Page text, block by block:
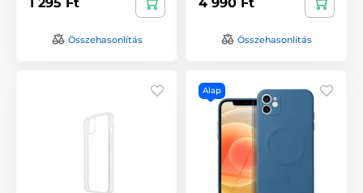
Összehasonlítás Összehasonlítás
Alap